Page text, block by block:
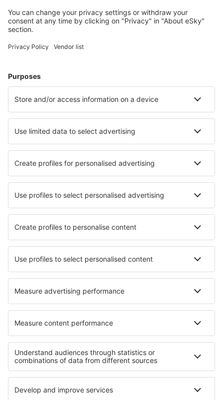
vervolgens ook uw perfecte accommodatie bij ons. eSky
maakt het plannen van uw droomreis eenvoudiger dan
ooit tevoren!
Reizigers hebben vaak de voorkeur voor een
appartement in plaats van een hotel, en deze optie is
soms ook nog voordeliger. Een reis naar de stad met
familie of vrienden is hiervoor een perfecte gelegenheid!
Het juiste appartement boeken via eSky is absoluut niet
moeilijk. Selecteer in de zoekmachine gewoon een filter
waarna u een lijst met resultaten te zien krijgt. U kunt
dan een appartement kiezen en de meest geschikte
accommodatie boeken. Met onze zoekmachine heeft u
echt een uitstekende reisplanningstool in huis. Dus zoek
samen met eSky naar uw ideale appartement!
Zoek snel en gemakkelijk
Plan veilig
Zorgeloos boeken met gratiss annuleringsopties.
Bespaar meer
Reisaanbiedingen en speciale aanbiedingen voor
geregistreerde gebruikers.
Accommodaties die u bevallen